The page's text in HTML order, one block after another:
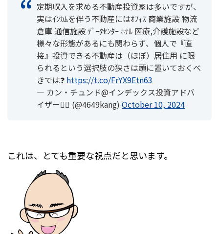
定期収入を求める不動産投資家は多いですが、
実はｲﾝｶﾑを伴う不動産にはｵﾌｨｽ 商業施設 物流
倉庫 通信施設 ﾃﾞｰﾀｾﾝﾀｰ ﾎﾃﾙ 医療,介護施設など
様々な形態があるにも関わらず、個人で『直
接』投資できる不動産は（ほぼ）居住用 に限
られるという選択肢の狭さは頭に置いておくべ
きでは❓ https://t.co/FrYX9Etn63
— カン・チュンド@インデックス投資アドバ
イザー🙋‍♂️ (@4649kang) October 10, 2024
これは、とても重要な視点だと思います。